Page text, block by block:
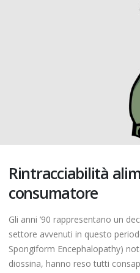
Rintracciabilità
consumatore
Gli anni ’90 rappresentano un
settore avvenuti in questo
Spongiform Encephalopathy)
diossina, hanno reso tutti